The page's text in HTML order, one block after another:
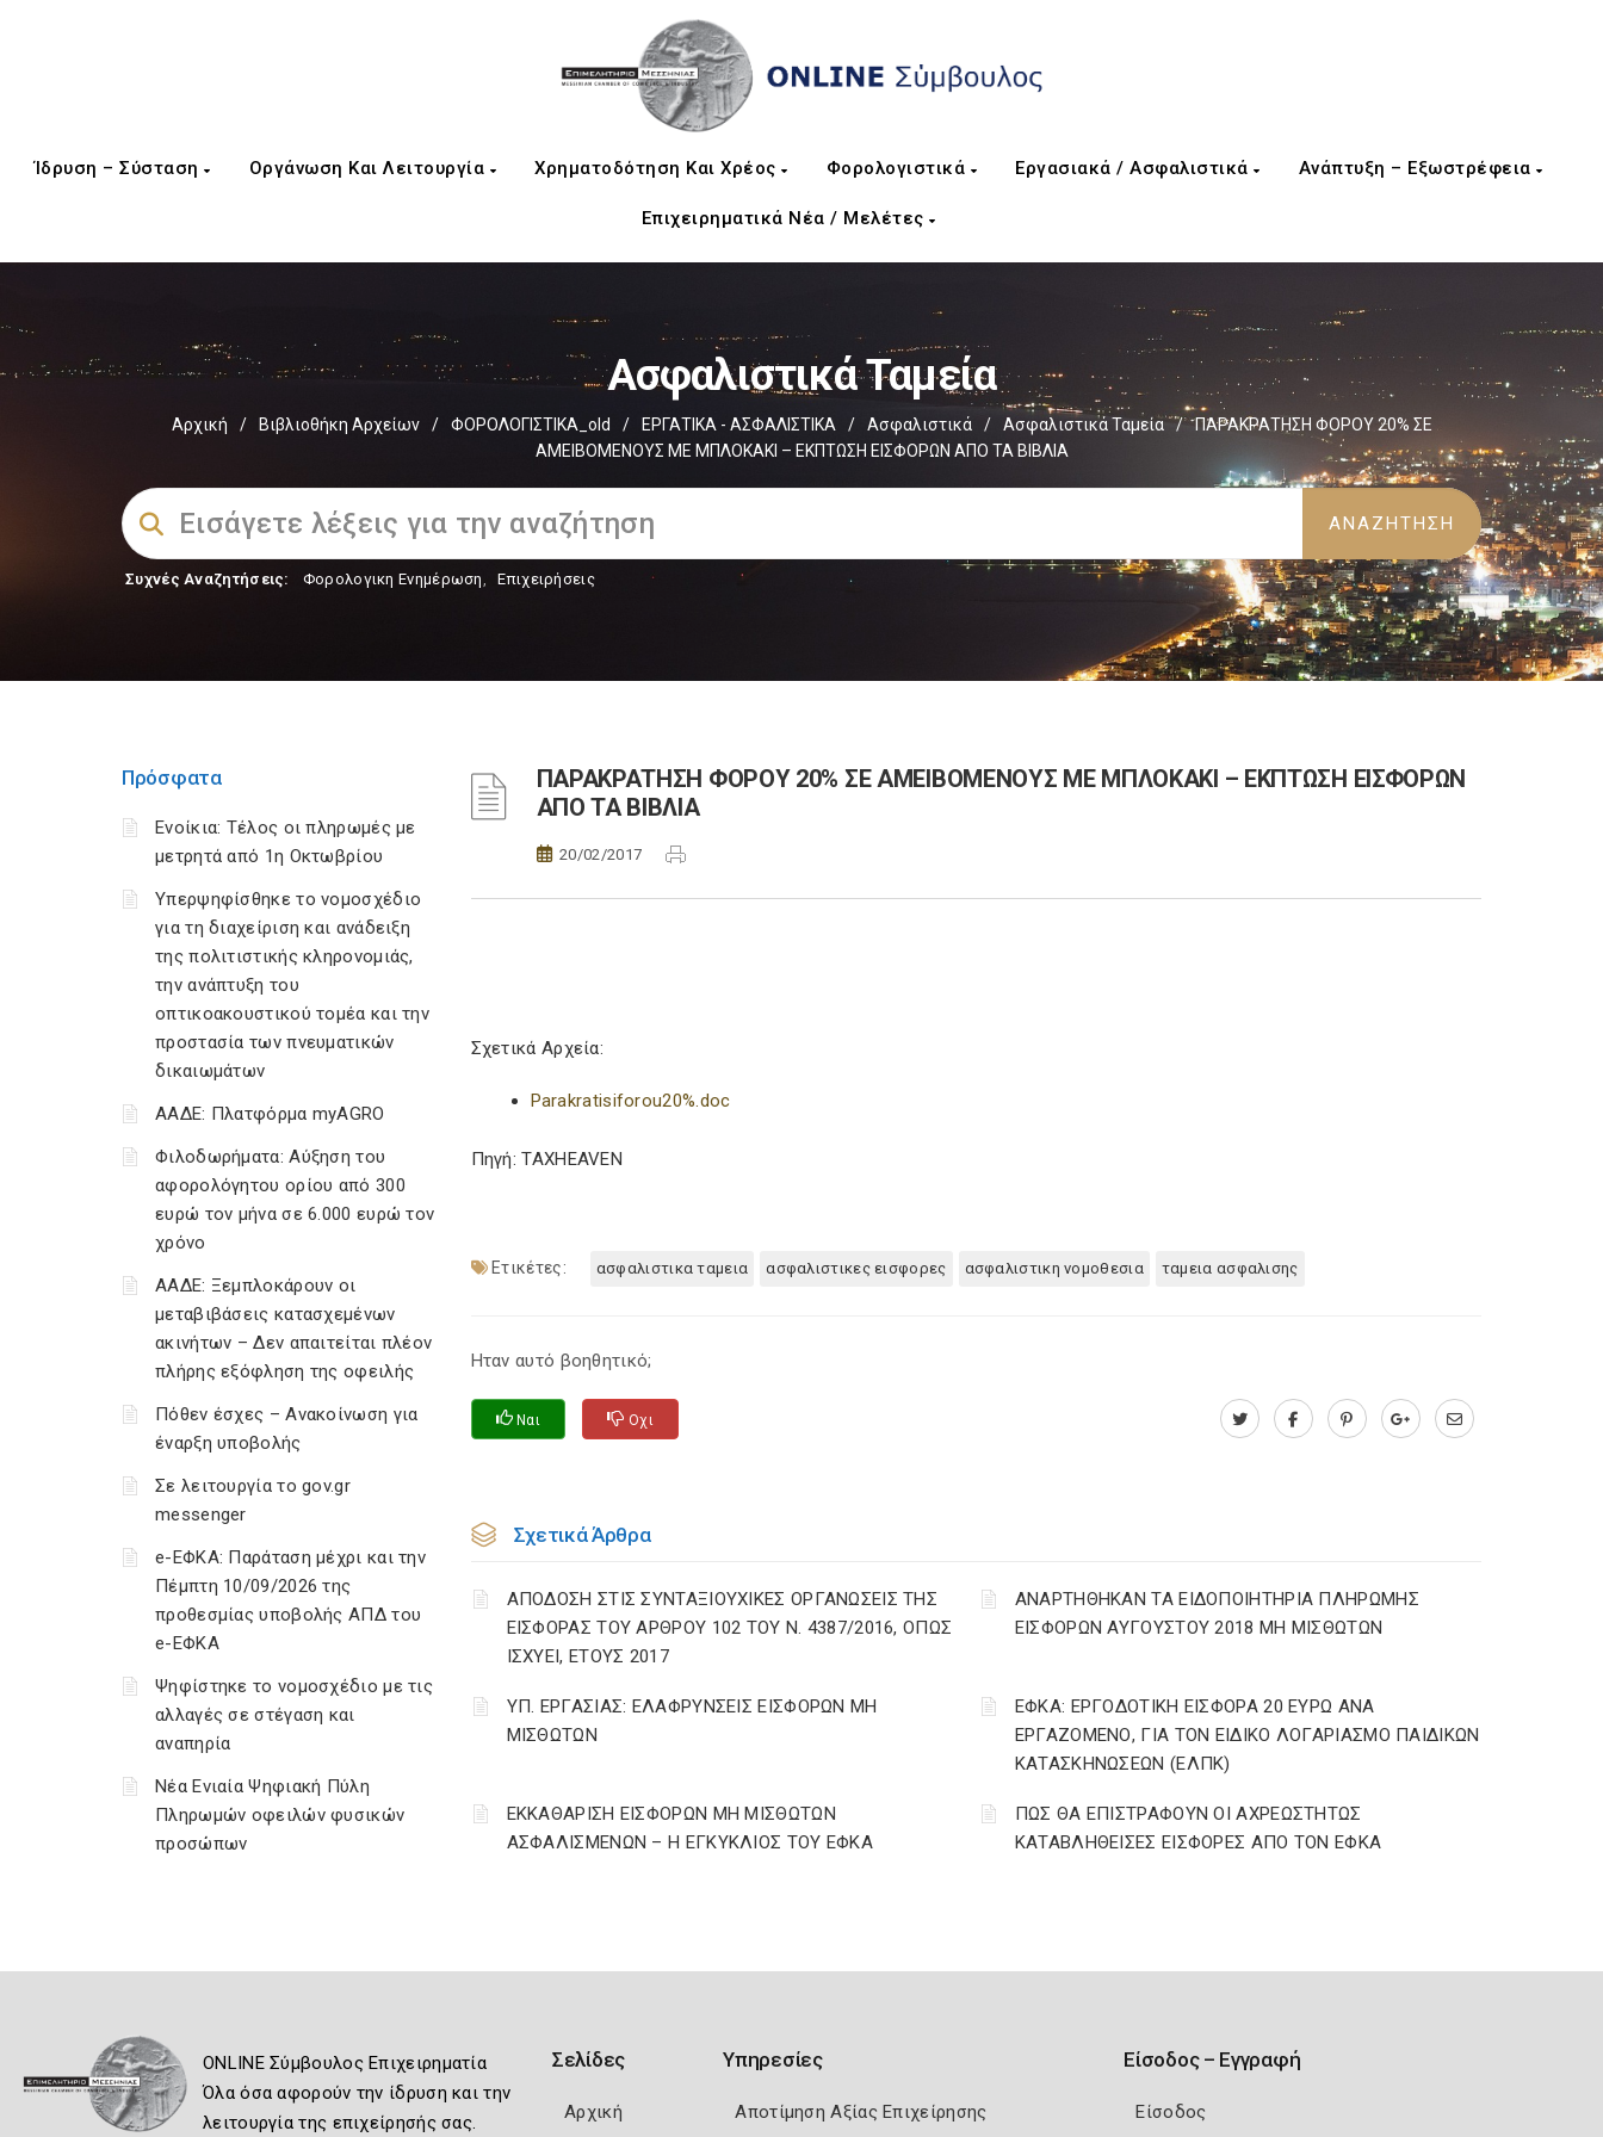
Ίδρυση – Σύσταση Οργάνωση Και Λειτουργία Χρηματοδότηση Και Χρέος Φορολογιστικά Εργασιακά / Ασφαλιστικά Ανάπτυξη – Εξωστρέφεια
Επιχειρηματικά Νέα / Μελέτες
Ασφαλιστικά Ταμεία
Αρχική / Βιβλιοθήκη Αρχείων / ΦΟΡΟΛΟΓΙΣΤΙΚΑ_old / ΕΡΓΑΤΙΚΑ - ΑΣΦΑΛΙΣΤΙΚΑ / Ασφαλιστικά / Ασφαλιστικά Ταμεία /
ΠΑΡΑΚΡΑΤΗΣΗ ΦΟΡΟΥ 20% ΣΕ
ΑΜΕΙΒΟΜΕΝΟΥΣ ΜΕ ΜΠΛΟΚΑΚΙ – ΕΚΠΤΩΣΗ ΕΙΣΦΟΡΩΝ ΑΠΟ ΤΑ ΒΙΒΛΙΑ
Συχνές Αναζητήσεις: Φορολογικη Ενημέρωση, Επιχειρήσεις
Πρόσφατα
Ενοίκια: Τέλος οι πληρωμές με
μετρητά από 1η Οκτωβρίου
Υπερψηφίσθηκε το νομοσχέδιο
για τη διαχείριση και ανάδειξη
της πολιτιστικής κληρονομιάς,
την ανάπτυξη του
οπτικοακουστικού τομέα και την
προστασία των πνευματικών
δικαιωμάτων
ΑΑΔΕ: Πλατφόρμα myAGRO
Φιλοδωρήματα: Αύξηση του
αφορολόγητου ορίου από 300
ευρώ τον μήνα σε 6.000 ευρώ τον
χρόνο
ΑΑΔΕ: Ξεμπλοκάρουν οι
μεταβιβάσεις κατασχεμένων
ακινήτων – Δεν απαιτείται πλέον
πλήρης εξόφληση της οφειλής
Πόθεν έσχες – Ανακοίνωση για
έναρξη υποβολής
Σε λειτουργία το gov.gr
messenger
e-ΕΦΚΑ: Παράταση μέχρι και την
Πέμπτη 10/09/2026 της
προθεσμίας υποβολής ΑΠΔ του
e-ΕΦΚΑ
Ψηφίστηκε το νομοσχέδιο με τις
αλλαγές σε στέγαση και
αναπηρία
Νέα Ενιαία Ψηφιακή Πύλη
Πληρωμών οφειλών φυσικών
προσώπων
ΠΑΡΑΚΡΑΤΗΣΗ ΦΟΡΟΥ 20% ΣΕ ΑΜΕΙΒΟΜΕΝΟΥΣ ΜΕ ΜΠΛΟΚΑΚΙ – ΕΚΠΤΩΣΗ ΕΙΣΦΟΡΩΝ
ΑΠΟ ΤΑ ΒΙΒΛΙΑ
20/02/2017
Σχετικά Αρχεία:
Parakratisiforou20%.doc
Πηγή: TAXHEAVEN
Ετικέτες: ασφαλιστικα ταμεια ασφαλιστικες εισφορες ασφαλιστικη νομοθεσια ταμεια ασφαλισης
Ηταν αυτό βοηθητικό;
Ναι Οχι
Σχετικά Άρθρα
ΑΠΟΔΟΣΗ ΣΤΙΣ ΣΥΝΤΑΞΙΟΥΧΙΚΕΣ ΟΡΓΑΝΩΣΕΙΣ ΤΗΣ
ΕΙΣΦΟΡΑΣ ΤΟΥ ΑΡΘΡΟΥ 102 ΤΟΥ Ν. 4387/2016, ΟΠΩΣ
ΙΣΧΥΕΙ, ΕΤΟΥΣ 2017
ΑΝΑΡΤΗΘΗΚΑΝ ΤΑ ΕΙΔΟΠΟΙΗΤΗΡΙΑ ΠΛΗΡΩΜΗΣ
ΕΙΣΦΟΡΩΝ ΑΥΓΟΥΣΤΟΥ 2018 ΜΗ ΜΙΣΘΩΤΩΝ
ΥΠ. ΕΡΓΑΣΙΑΣ: ΕΛΑΦΡΥΝΣΕΙΣ ΕΙΣΦΟΡΩΝ ΜΗ
ΜΙΣΘΩΤΩΝ
ΕΦΚΑ: ΕΡΓΟΔΟΤΙΚΗ ΕΙΣΦΟΡΑ 20 ΕΥΡΩ ΑΝΑ
ΕΡΓΑΖΟΜΕΝΟ, ΓΙΑ ΤΟΝ ΕΙΔΙΚΟ ΛΟΓΑΡΙΑΣΜΟ ΠΑΙΔΙΚΩΝ
ΚΑΤΑΣΚΗΝΩΣΕΩΝ (ΕΛΠΚ)
ΕΚΚΑΘΑΡΙΣΗ ΕΙΣΦΟΡΩΝ ΜΗ ΜΙΣΘΩΤΩΝ
ΑΣΦΑΛΙΣΜΕΝΩΝ – Η ΕΓΚΥΚΛΙΟΣ ΤΟΥ ΕΦΚΑ
ΠΩΣ ΘΑ ΕΠΙΣΤΡΑΦΟΥΝ ΟΙ ΑΧΡΕΩΣΤΗΤΩΣ
ΚΑΤΑΒΛΗΘΕΙΣΕΣ ΕΙΣΦΟΡΕΣ ΑΠΟ ΤΟΝ ΕΦΚΑ
ONLINE Σύμβουλος Επιχειρηματία
Όλα όσα αφορούν την ίδρυση και την
λειτουργία της επιχείρησής σας.
Σελίδες
Αρχική
Υπηρεσίες
Αποτίμηση Αξίας Επιχείρησης
Είσοδος – Εγγραφή
Είσοδος